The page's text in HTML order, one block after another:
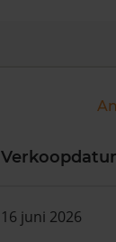
16 juni 2026